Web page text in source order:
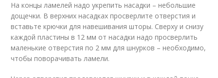
На концы ламелей надо укрепить насадки – небольшие
дощечки. В верхних насадках просверлите отверстия и
вставьте крючки для навешивания шторы. Сверху и снизу
каждой пластины в 12 мм от насадки надо просверлить
маленькие отверстия по 2 мм для шнурков – необходимо,
чтобы поворачивать ламели.